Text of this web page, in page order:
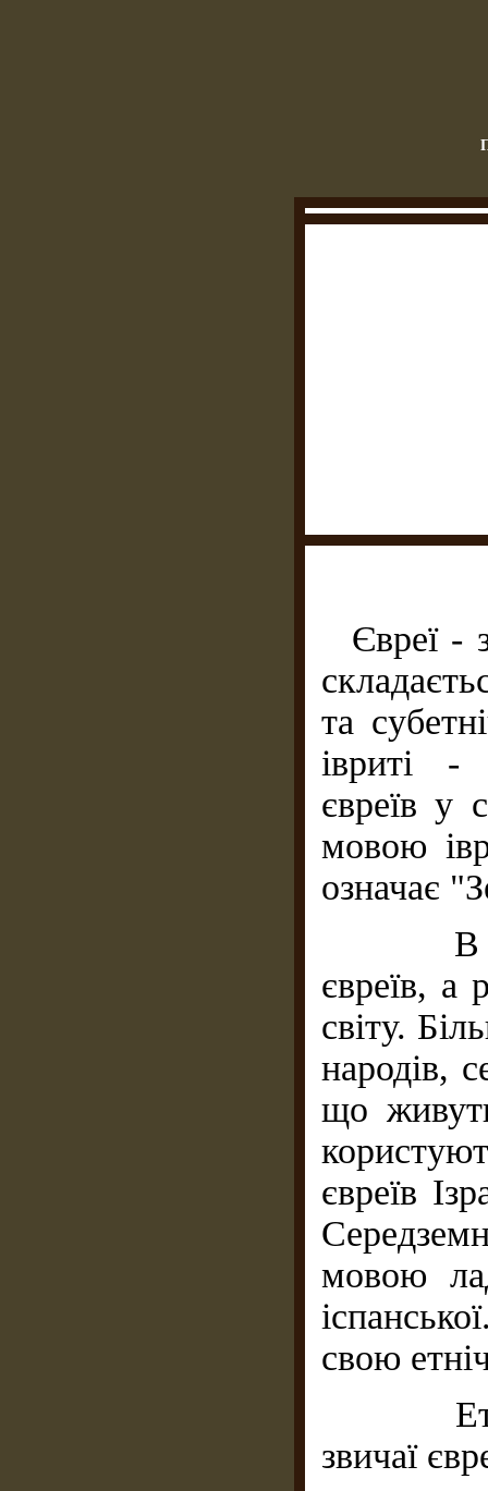
Євреї -
та
івриті -
євреїв у
мовою
означає
В
євреїв, а
світу.
народів,
що
євреїв
мовою
свою
звичаї